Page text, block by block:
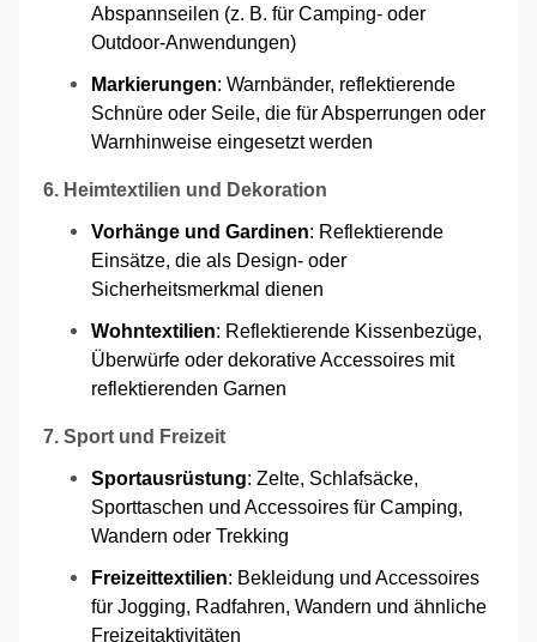
Abspannseilen (z. B. für Camping- oder
Outdoor-Anwendungen)
Markierungen: Warnbänder, reflektierende
Schnüre oder Seile, die für Absperrungen oder
Warnhinweise eingesetzt werden
6. Heimtextilien und Dekoration
Vorhänge und Gardinen: Reflektierende
Einsätze, die als Design- oder
Sicherheitsmerkmal dienen
Wohntextilien: Reflektierende Kissenbezüge,
Überwürfe oder dekorative Accessoires mit
reflektierenden Garnen
7. Sport und Freizeit
Sportausrüstung: Zelte, Schlafsäcke,
Sporttaschen und Accessoires für Camping,
Wandern oder Trekking
Freizeittextilien: Bekleidung und Accessoires
für Jogging, Radfahren, Wandern und ähnliche
Freizeitaktivitäten